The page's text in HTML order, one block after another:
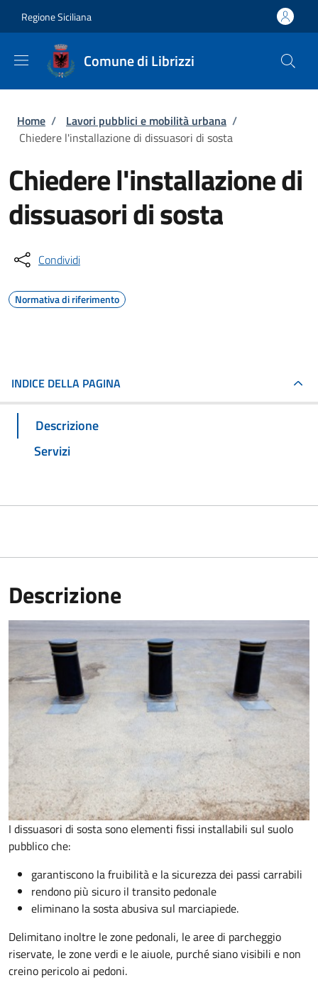
Regione Siciliana
Comune di Librizzi
Briciole di pane
Home / Lavori pubblici e mobilità urbana /
Chiedere l'installazione di dissuasori di sosta
Chiedere l'installazione di
dissuasori di sosta
Condividi
Normativa di riferimento
INDICE DELLA PAGINA
Descrizione
Servizi
Descrizione
I dissuasori di sosta sono elementi fissi installabili sul suolo
pubblico che:
garantiscono la fruibilità e la sicurezza dei passi carrabili
rendono più sicuro il transito pedonale
eliminano la sosta abusiva sul marciapiede.
Delimitano inoltre le zone pedonali, le aree di parcheggio
riservate, le zone verdi e le aiuole, purché siano visibili e non
creino pericolo ai pedoni.